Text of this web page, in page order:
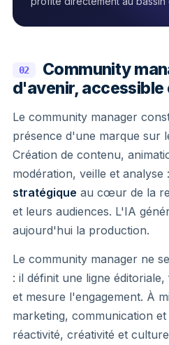
02
Community
d'avenir,
Le community manager
présence d'une marque sur
Création de contenu,
modération, veille et analyse
stratégique au cœur de la
et leurs audiences. L'IA
aujourd'hui la production.
Le community manager ne
: il définit une ligne
et mesure l'engagement. À
marketing, communication
réactivité, créativité et